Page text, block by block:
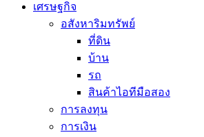
เศรษฐกิจ
อสังหาริมทรัพย์
ที่ดิน
บ้าน
รถ
สินค้าไอทีมือสอง
การลงทุน
การเงิน